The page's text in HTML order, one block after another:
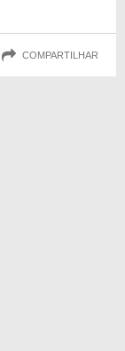
COMPARTILHAR